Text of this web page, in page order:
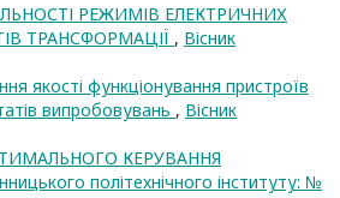
РЕЖИМІВ ЕЛЕКТРИЧНИХ
ТРАНСФОРМАЦІЇ , Вісник
якості функціонування пристроїв
випробовувань , Вісник
КЕРУВАННЯ
політехнічного інституту: №